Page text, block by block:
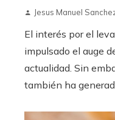
Jesus Manuel
El interés por el
impulsado el auge
actualidad. Sin
también ha